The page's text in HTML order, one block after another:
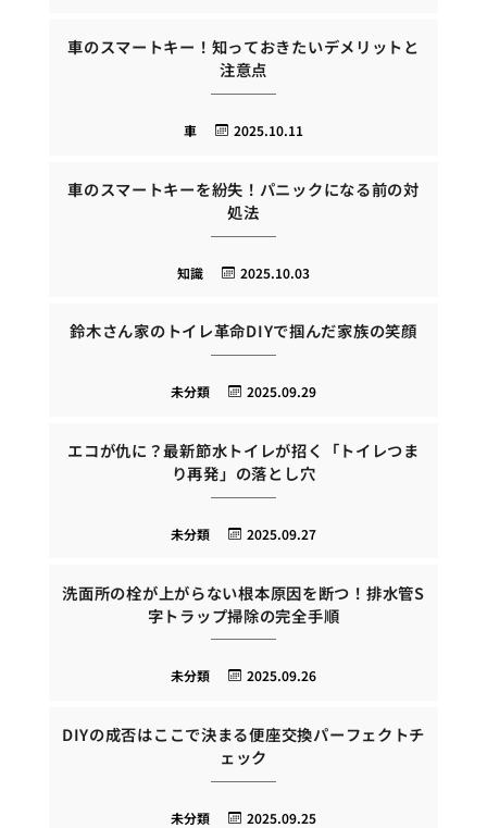
車のスマートキー！知っておきたいデメリットと
注意点
2025.10.11
車
車のスマートキーを紛失！パニックになる前の対
処法
2025.10.03
知識
鈴木さん家のトイレ革命DIYで掴んだ家族の笑顔
2025.09.29
未分類
エコが仇に？最新節水トイレが招く「トイレつま
り再発」の落とし穴
2025.09.27
未分類
洗面所の栓が上がらない根本原因を断つ！排水管S
字トラップ掃除の完全手順
2025.09.26
未分類
DIYの成否はここで決まる便座交換パーフェクトチ
ェック
2025.09.25
未分類